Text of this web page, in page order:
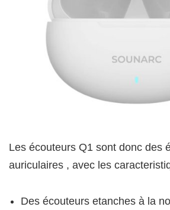
Les écouteurs Q1 sont donc des
auriculaires , avec les
Des écouteurs etanches à la